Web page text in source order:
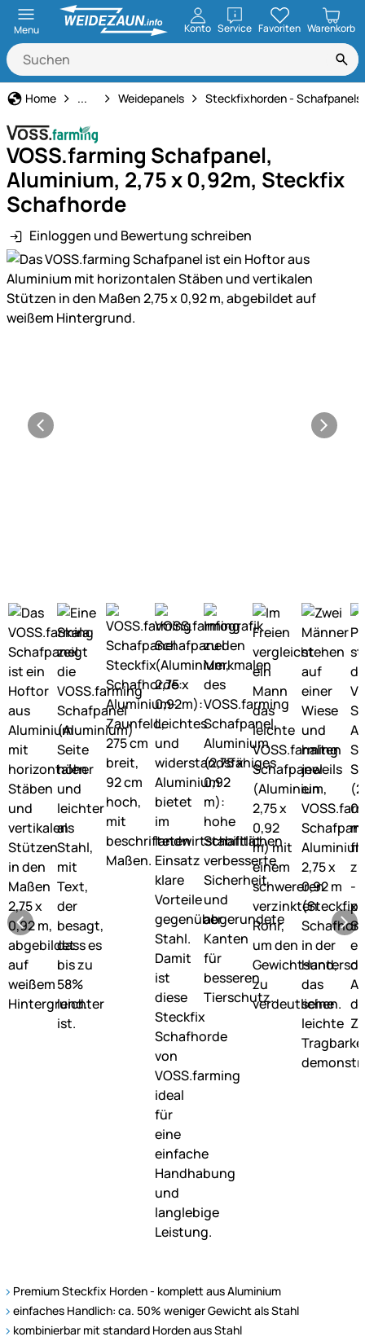
Menu Konto ServiceöffnenFavoriten Warenkorb
Home Weidezaun
... Weidepanels Steckfixhorden - Schafpanels
VOSS.farming Schafpanel,
Aluminium, 2,75 x 0,92m, Steckfix
Schafhorde
Einloggen und Bewertung schreiben
Produktgalerie
Premium Steckfix Horden - komplett aus Aluminium
einfaches Handlich: ca. 50% weniger Gewicht als Stahl
kombinierbar mit standard Horden aus Stahl